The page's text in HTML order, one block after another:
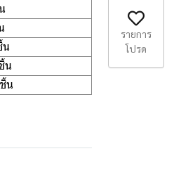
น
น
น
รายการ
โปรด